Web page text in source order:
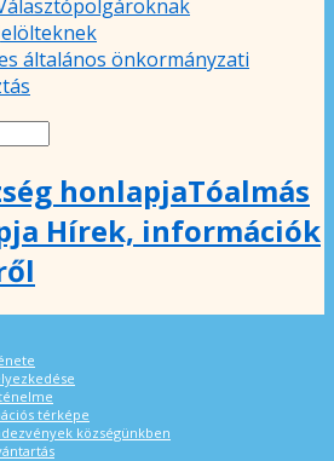
általános önkormányzati
Tóalmás
Hírek, információk
térképe
községünkben